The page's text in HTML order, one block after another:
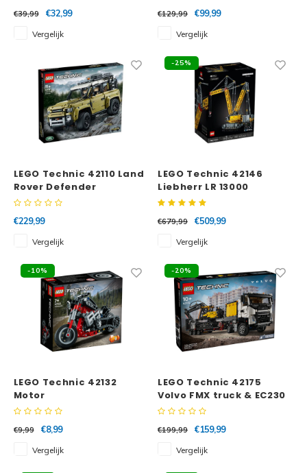
€39,99
€32,99
Vergelijk
€129,99
€99,99
Vergelijk
LEGO Technic 42110 Land
Rover Defender
€229,99
Vergelijk
-25%
LEGO Technic 42146
Liebherr LR 13000
Crawler Crane
€679,99
€509,99
Vergelijk
-10%
LEGO Technic 42132
Motor
€9,99
€8,99
Vergelijk
-20%
LEGO Technic 42175
Volvo FMX truck & EC230
elektrische
€199,99
€159,99
Vergelijk